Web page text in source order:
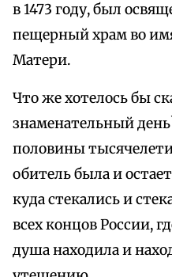
в 1473 году, был
пещерный храм во
Матери.
Что же хотелось бы
знаменательный
половины
обитель была и
куда стекались и
всех концов России,
душа находила и